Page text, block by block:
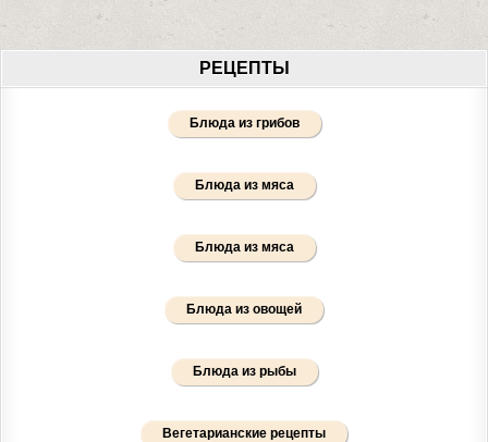
РЕЦЕПТЫ
Блюда из грибов
Блюда из мяса
Блюда из мяса
Блюда из овощей
Блюда из рыбы
Вегетарианские рецепты